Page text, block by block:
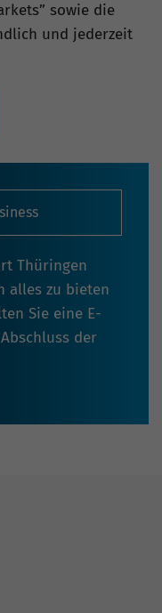
sowie die
und jederzeit
Thüringen
alles zu bieten
Sie eine E-
der